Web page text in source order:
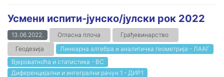
Усмени испити-јунско/јулски рок 2022
13.06.2022. Огласна плоча
Грађевинарство
Геодезија
Линеарна алгебра и аналитичка геометрија - ЛААГ
Вјероватноћа и статистика - ВС
Диференцијални и интегрални рачун 1 - ДИР1